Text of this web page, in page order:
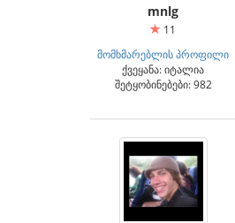
mnlg
11
მომხმარებლის პროფილი
ქვეყანა: იტალია
შეტყობინებები: 982